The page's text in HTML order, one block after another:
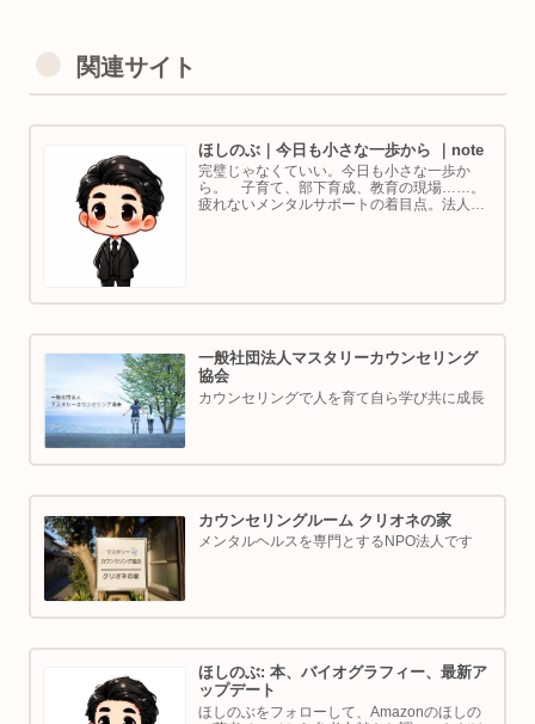
関連サイト
ほしのぶ｜今日も小さな一歩から ｜note
完璧じゃなくていい。今日も小さな一歩か
ら。 子育て、部下育成、教育の現場……。
疲れないメンタルサポートの着目点。法人代
一般社団法人マスタリーカウンセリング
協会
カウンセリングで人を育て自ら学び共に成長
カウンセリングルーム クリオネの家
メンタルヘルスを専門とするNPO法人です
ほしのぶ: 本、バイオグラフィー、最新ア
ップデート
ほしのぶをフォローして、Amazonのほしの